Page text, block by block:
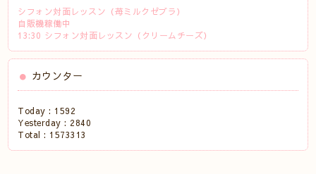
シフォン対面レッスン（苺ミルクゼブラ）
自販機稼働中
13:30 シフォン対面レッスン（クリームチーズ）
カウンター
Today : 1592
Yesterday : 2840
Total : 1573313